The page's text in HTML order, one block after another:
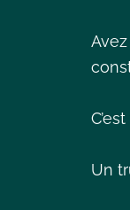
Un